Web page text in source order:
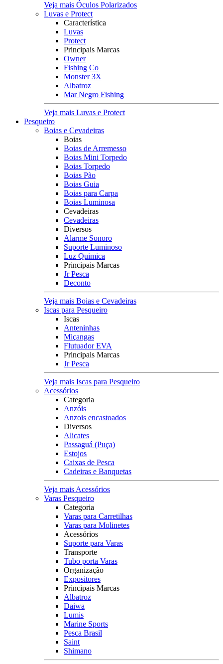
Veja mais Óculos Polarizados
Luvas e Protect
Característica
Luvas
Protect
Principais Marcas
Owner
Fishing Co
Monster 3X
Albatroz
Mar Negro Fishing
Veja mais Luvas e Protect
Pesqueiro
Boias e Cevadeiras
Boias
Boias de Arremesso
Boias Mini Torpedo
Boias Torpedo
Boias Pão
Boias Guia
Boias para Carpa
Boias Luminosa
Cevadeiras
Cevadeiras
Diversos
Alarme Sonoro
Suporte Luminoso
Luz Quimica
Principais Marcas
Jr Pesca
Deconto
Veja mais Boias e Cevadeiras
Iscas para Pesqueiro
Iscas
Anteninhas
Miçangas
Flutuador EVA
Principais Marcas
Jr Pesca
Veja mais Iscas para Pesqueiro
Acessórios
Categoria
Anzóis
Anzois encastoados
Diversos
Alicates
Passaguá (Puça)
Estojos
Caixas de Pesca
Cadeiras e Banquetas
Veja mais Acessórios
Varas Pesqueiro
Categoria
Varas para Carretilhas
Varas para Molinetes
Acessórios
Suporte para Varas
Transporte
Tubo porta Varas
Organização
Expositores
Principais Marcas
Albatroz
Daiwa
Lumis
Marine Sports
Pesca Brasil
Saint
Shimano